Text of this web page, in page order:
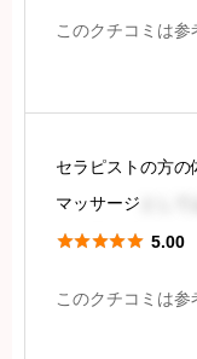
胸とお尻が大きく
と感じました。
このクチコミは参
セラピストの方
マッサージ
もに少しボリュー
お顔は非常に可愛
す。少しあどけ
 5.00
このクチコミは参